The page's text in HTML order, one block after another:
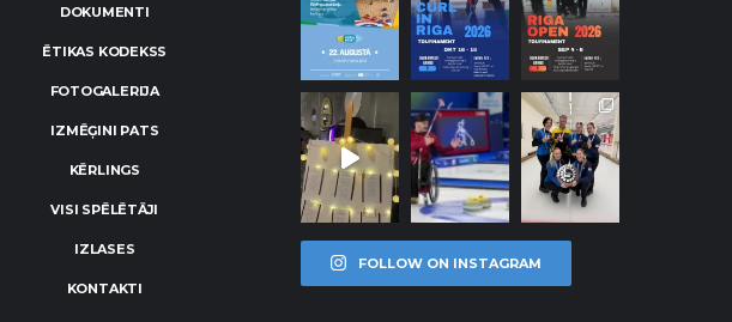
DOKUMENTI
ĒTIKAS KODEKSS
FOTOGALERIJA
IZMĒĢINI PATS
KĒRLINGS
VISI SPĒLĒTĀJI
IZLASES
KONTAKTI
FOLLOW ON INSTAGRAM